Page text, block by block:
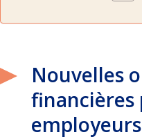
Nouvelles
financières